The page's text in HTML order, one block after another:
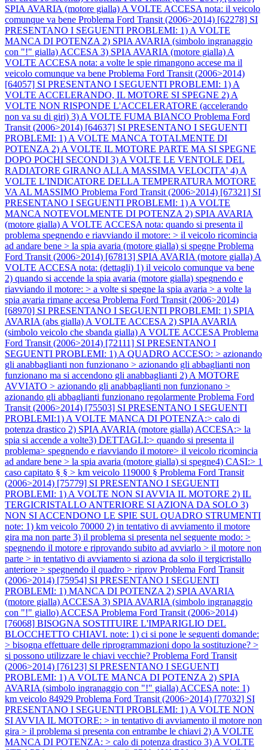
SPIA AVARIA (motore gialla) A VOLTE ACCESA nota: il veicolo
comunque va bene Problema Ford Transit (2006>2014) [62278] SI
PRESENTANO I SEGUENTI PROBLEMI: 1) A VOLTE
MANCA DI POTENZA 2) SPIA AVARIA (simbolo ingranaggio
con "!" gialla) ACCESA 3) SPIA AVARIA (motore gialla) A
VOLTE ACCESA nota: a volte le spie rimangono accese ma il
veicolo comunque va bene Problema Ford Transit (2006>2014)
[64057] SI PRESENTANO I SEGUENTI PROBLEMI: 1) A
VOLTE ACCELERANDO, IL MOTORE SI SPEGNE 2) A
VOLTE NON RISPONDE L'ACCELERATORE (accelerando
non va su di giri) 3) A VOLTE FUMA BIANCO Problema Ford
Transit (2006>2014) [64637] SI PRESENTANO I SEGUENTI
PROBLEMI: 1) A VOLTE MANCA TOTALMENTE DI
POTENZA 2) A VOLTE IL MOTORE PARTE MA SI SPEGNE
DOPO POCHI SECONDI 3) A VOLTE LE VENTOLE DEL
RADIATORE GIRANO ALLA MASSIMA VELOCITA' 4) A
VOLTE L'INDICATORE DELLA TEMPERATURA MOTORE
VA AL MASSIMO Problema Ford Transit (2006>2014) [67321] SI
PRESENTANO I SEGUENTI PROBLEMI: 1) A VOLTE
MANCA NOTEVOLMENTE DI POTENZA 2) SPIA AVARIA
(motore gialla) A VOLTE ACCESA nota: quando si presenta il
problema spegnendo e riavviando il motore: > il veicolo ricomincia
ad andare bene > la spia avaria (motore gialla) si spegne Problema
Ford Transit (2006>2014) [67813] SPIA AVARIA (motore gialla) A
VOLTE ACCESA nota: (dettagli) 1) il veicolo comunque va bene
2) quando si accende la spia avaria (motore gialla) spegnendo e
riavviando il motore: > a volte si spegne la spia avaria > a volte la
spia avaria rimane accesa Problema Ford Transit (2006>2014)
[68970] SI PRESENTANO I SEGUENTI PROBLEMI: 1) SPIA
AVARIA (abs gialla) A VOLTE ACCESA 2) SPIA AVARIA
(simbolo veicolo che sbanda gialla) A VOLTE ACCESA Problema
Ford Transit (2006>2014) [72111] SI PRESENTANO I
SEGUENTI PROBLEMI: 1) A QUADRO ACCESO: > azionando
gli anabbaglianti non funzionano > azionando gli abbaglianti non
funzionano ma si accendono gli anabbaglianti 2) A MOTORE
AVVIATO > azionando gli anabbaglianti non funzionano >
azionando gli abbaglianti funzionano regolarmente Problema Ford
Transit (2006>2014) [75503] SI PRESENTANO I SEGUENTI
PROBLEMI:1) A VOLTE MANCA DI POTENZA:> calo di
potenza drastico 2) SPIA AVARIA (motore gialla) ACCESA:> la
spia si accende a volte3) DETTAGLI:> quando si presenta il
problema> spegnendo e riavviando il motore> il veicolo ricomincia
ad andare bene > la spia avaria (motore gialla) si spegne4) CASI:> 1
caso capitato § § > km veicolo 119000 § Problema Ford Transit
(2006>2014) [75779] SI PRESENTANO I SEGUENTI
PROBLEMI: 1) A VOLTE NON SI AVVIA IL MOTORE 2) IL
TERGICRISTALLO ANTERIORE SI AZIONA DA SOLO 3)
NON SI ACCENDONO LE SPIE SUL QUADRO STRUMENTI
note: 1) km veicolo 70000 2) in tentativo di avviamento il motore
gira ma non parte 3) il problema si presenta nel seguente modo: >
spegnendo il motore e riprovando subito ad avviarlo > il motore non
parte > in tentativo di avviamento si aziona da solo il tergicristallo
anteriore > spegnendo il quadro > riprov Problema Ford Transit
(2006>2014) [75954] SI PRESENTANO I SEGUENTI
PROBLEMI: 1) MANCA DI POTENZA 2) SPIA AVARIA
(motore gialla) ACCESA 3) SPIA AVARIA (simbolo ingranaggio
con "!" giallo) ACCESA Problema Ford Transit (2006>2014)
[76068] BISOGNA SOSTITUIRE L'IMPARIGLIO DEL
BLOCCHETTO CHIAVI. note: 1) ci si pone le seguenti domande:
> bisogna effettuare delle riprogrammazioni dopo la sostituzione? >
si possono utilizzare le chiavi vecchie? Problema Ford Transit
(2006>2014) [76123] SI PRESENTANO I SEGUENTI
PROBLEMI: 1) A VOLTE MANCA DI POTENZA 2) SPIA
AVARIA (simbolo ingranaggio con "!" gialla) ACCESA note: 1)
km veicolo 84929 Problema Ford Transit (2006>2014) [77032] SI
PRESENTANO I SEGUENTI PROBLEMI: 1) A VOLTE NON
SI AVVIA IL MOTORE: > in tentativo di avviamento il motore non
gira > il problema si presenta con entrambe le chiavi 2) A VOLTE
MANCA DI POTENZA: > calo di potenza drastico 3) A VOLTE